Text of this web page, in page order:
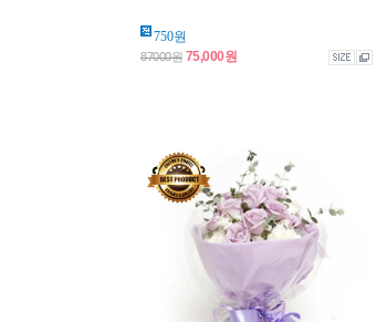
750원
87000원 75,000원